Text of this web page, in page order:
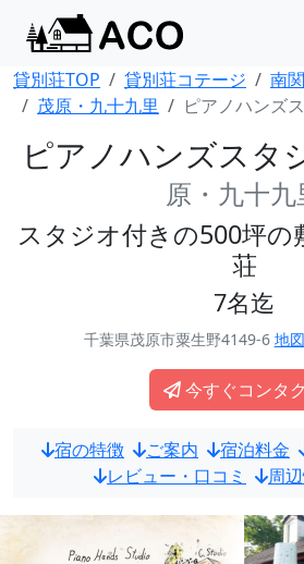
貸別荘TOP 貸別荘コテージ 南
茂原・九十九里
ピアノハンズ
ピアノハンズスタ
原・九十九
スタジオ付きの500坪の
荘
7名迄
千葉県茂原市粟生野4149-6 地
今すぐコンタ
宿の特徴 ご案内 宿泊料金
レビュー・口コミ
周